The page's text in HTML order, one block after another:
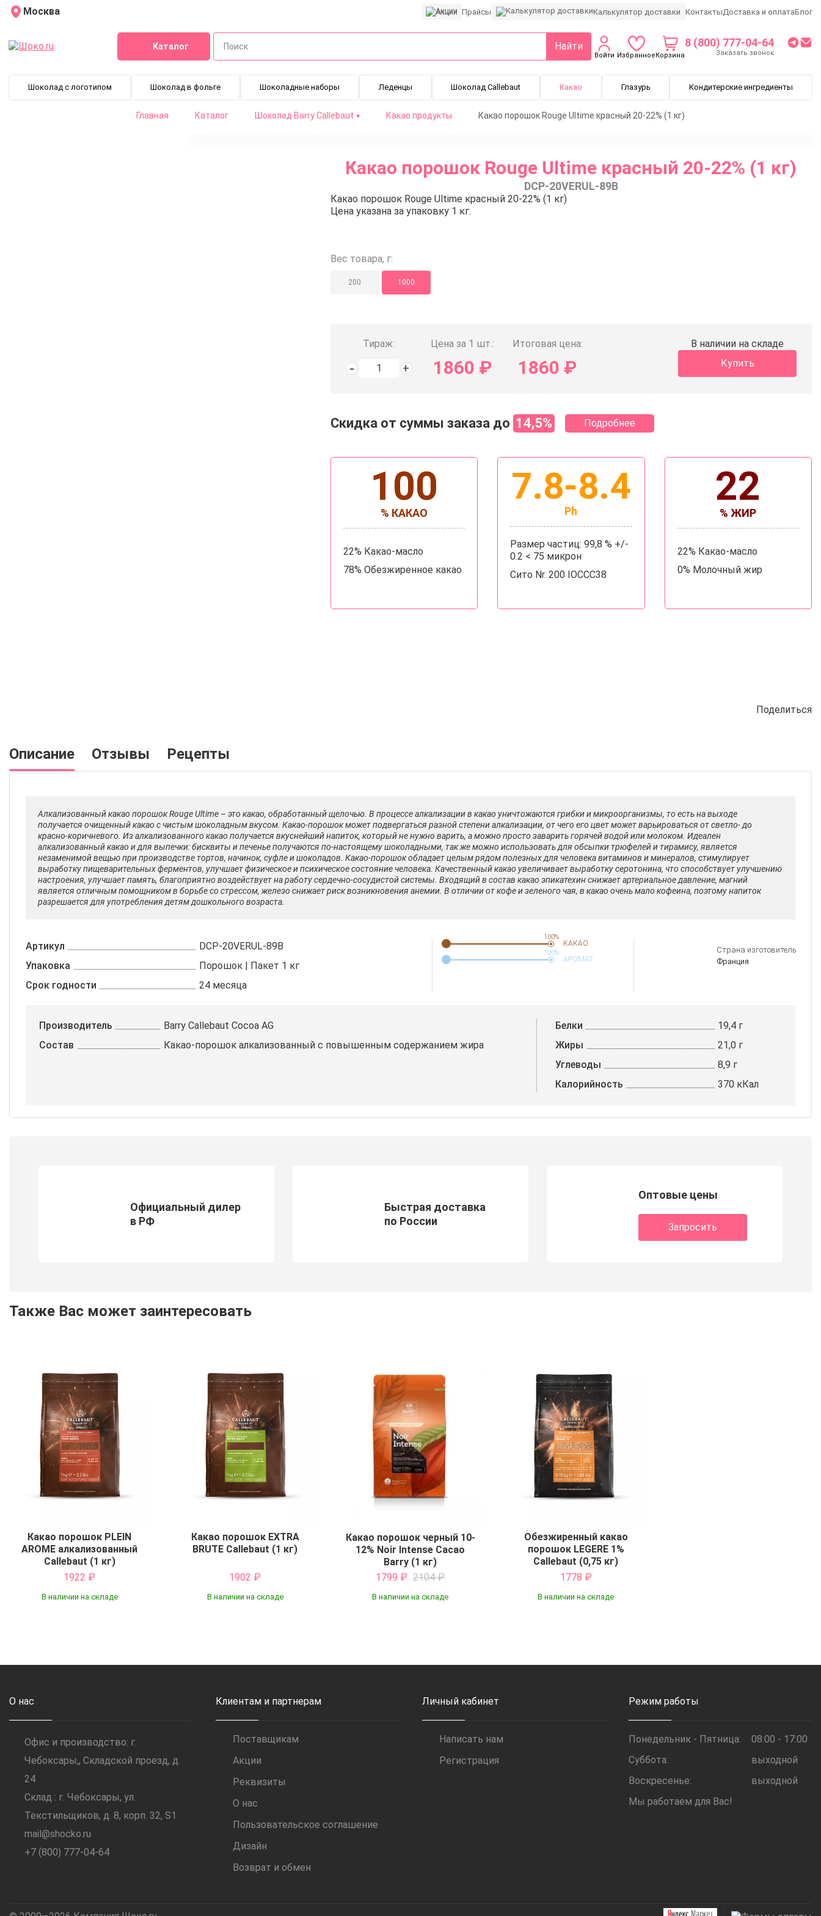
Москва Акции Прайсы Калькулятор доставки КонтактыДоставка и оплатаБлог
Каталог Найти
Войти ИзбранноеКорзина
8 (800) 777-04-64
Заказать звонок
Шоколад с логотипом Шоколад в фольге Шоколадные наборы Леденцы Шоколад Callebaut Какао Глазурь Кондитерские ингредиенты
Главная Каталог Шоколад Barry Callebaut Какао продукты Какао порошок Rouge Ultime красный 20-22% (1 кг)
Какао порошок Rouge Ultime красный 20-22% (1 кг)
DCP-20VERUL-89B
Какао порошок Rouge Ultime красный 20-22% (1 кг)
Цена указана за упаковку 1 кг.
Вес товара, г:
200 1000
Тираж: Цена за 1 шт.:
1860 ₽
Итоговая цена:
1860 ₽
В наличии на складе
Купить
Скидка от суммы заказа до 14,5% Подробнее
100
% КАКАО
22% Какао-масло
78% Обезжиренное какао
7.8-8.4
Ph
Размер частиц: 99,8 % +/-
0.2 < 75 микрон
Сито Nr. 200 IOCCC38
22
% ЖИР
22% Какао-масло
0% Молочный жир
Поделиться
Описание Отзывы Рецепты
Алкализованный какао порошок Rouge Ultime – это какао, обработанный щелочью. В процессе алкализации в какао уничтожаются грибки и микроорганизмы, то есть на выходе
получается очищенный какао с чистым шоколадным вкусом. Какао-порошок может подвергаться разной степени алкализации, от чего его цвет может варьироваться от светло- до
красно-коричневого. Из алкализованного какао получается вкуснейший напиток, который не нужно варить, а можно просто заварить горячей водой или молоком. Идеален
алкализованный какао и для выпечки: бисквиты и печенье получаются по-настоящему шоколадными, так же можно использовать для обсыпки трюфелей и тирамису, является
незаменимой вещью при производстве тортов, начинок, суфле и шоколадов. Какао-порошок обладает целым рядом полезных для человека витаминов и минералов, стимулирует
выработку пищеварительных ферментов, улучшает физическое и психическое состояние человека. Качественный какао увеличивает выработку серотонина, что способствует улучшению
настроения, улучшает память, благоприятно воздействует на работу сердечно-сосудистой системы. Входящий в состав какао эпикатехин снижает артериальное давление, магний
является отличным помощником в борьбе со стрессом, железо снижает риск возникновения анемии. В отличии от кофе и зеленого чая, в какао очень мало кофеина, поэтому напиток
разрешается для употребления детям дошкольного возраста.
Артикул
DCP-20VERUL-89B
Упаковка
Порошок | Пакет 1 кг
Срок годности
24 месяца
100%
КАКАО
100%
АРОМАТ
Страна изготовитель
Франция
Производитель
Barry Callebaut Cocoa AG
Состав
Какао-порошок алкализованный с повышенным содержанием жира
Белки
19,4 г
Жиры
21,0 г
Углеводы
8,9 г
Калорийность
370 кКал
Официальный дилер
в РФ
Быстрая доставка
по России
Оптовые цены
Запросить
Также Вас может заинтересовать
Какао порошок PLEIN
AROME алкализованный
Callebaut (1 кг)
1922 ₽
В наличии на складе
Какао порошок EXTRA
BRUTE Callebaut (1 кг)
1902 ₽
В наличии на складе
Какао порошок черный 10-
12% Noir Intense Cacao
Barry (1 кг)
1799 ₽ 2104₽
В наличии на складе
Обезжиренный какао
порошок LEGERE 1%
Callebaut (0,75 кг)
1778 ₽
В наличии на складе
О нас
Офис и производство: г.
Чебоксары,, Складской проезд, д.
24
Склад : г. Чебоксары, ул.
Текстильщиков, д. 8, корп. 32, S1
mail@shocko.ru
+7 (800) 777-04-64
Клиентам и партнерам
Поставщикам
Акции
Реквизиты
О нас
Пользовательское соглашение
Дизайн
Возврат и обмен
Личный кабинет
Написать нам
Регистрация
Режим работы
Понедельник - Пятница:
08:00 - 17:00
Суббота:
выходной
Воскресенье:
выходной
Мы работаем для Вас!